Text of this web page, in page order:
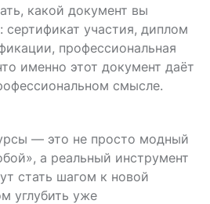
какой документ вы
сертификат участия, диплом
профессиональная
именно этот документ даёт
смысле.
— это не просто модный
а реальный инструмент
стать шагом к новой
углубить уже